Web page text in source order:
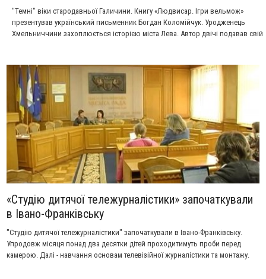
"Темні" віки стародавньої Галичини. Книгу «Людвисар. Ігри вельмож»
презентував український письменник Богдан Коломійчук. Уродженець
Хмельниччини захоплюється історією міста Лева. Автор двічі подавав свій
котрий виливав гармати, а в мирний час виготовляв дзвони. Другу назву
книги йому запропорнували редактори. Сюжет ТРК &q
«Студію дитячої тележурналістики» започаткували
в Івано-Франківську
"Студію дитячої тележурналістики" започаткували в Івано-Франківську.
Упродовж місяця понад два десятки дітей проходитимуть проби перед
камерою. Далі - навчання основам телевізійної журналістики та монтажу.